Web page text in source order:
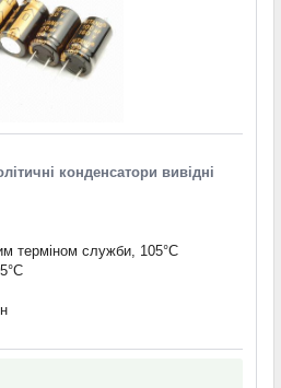
конденсатори вивідні
терміном служби, 105°C